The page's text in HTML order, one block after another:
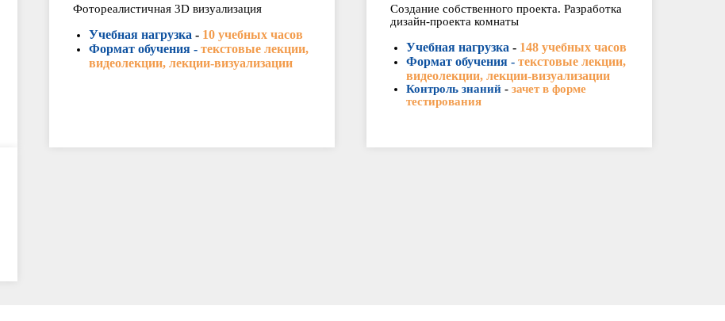
Фотореалистичная 3D визуализация
Учебная нагрузка - 10 учебных часов
Формат обучения - текстовые лекции,
видеолекции, лекции-визуализации
Создание собственного проекта. Разработка
дизайн-проекта комнаты
Учебная нагрузка - 148 учебных часов
Формат обучения - текстовые лекции,
видеолекции, лекции-визуализации
Контроль знаний- зачет в форме
тестирования